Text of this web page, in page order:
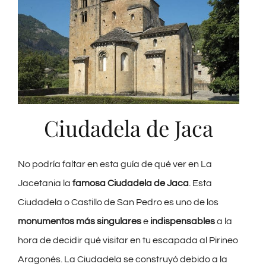
Ciudadela de Jaca
No podría faltar en esta guía de qué ver en La
Jacetania la famosa Ciudadela de Jaca . Esta
Ciudadela o Castillo de San Pedro es uno de los
monumentos más singularese indispensablesa la
hora de decidir qué visitar en tu escapada al Pirineo
Aragonés. La Ciudadela se construyó debido a la